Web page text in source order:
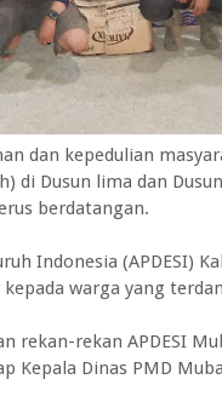
dan kepedulian
di Dusun lima dan
berdatangan.
Indonesia (APDESI)
warga yang
rekan-rekan APDESI
Kepala Dinas PMD